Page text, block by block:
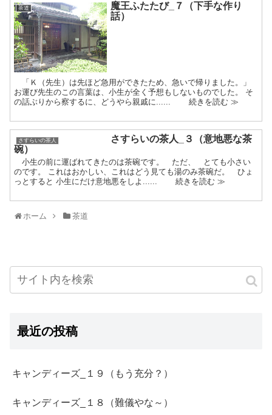
茶道
魔王ふたたび_７（下手な作り
話）
「Ｋ（先生）は先ほど急用ができたため、急いで帰りました。」
お運び先生のこの言葉は、小生が全く予想もしないものでした。 そ
の話ぶりから察するに、どうやら親戚に...... 続きを読む ≫
さすらいの茶人
さすらいの茶人_３（意地悪な茶
碗）
小生の前に運ばれてきたのは茶碗です。 ただ、 とても小さい
のです。 これはおかしい、これはどう見ても湯のみ茶碗だ。 ひょ
っとすると 小生にだけ意地悪をしよ...... 続きを読む ≫
ホーム 茶道
最近の投稿
キャンディーズ_１９（もう充分？）
キャンディーズ_１８（難儀やな～）